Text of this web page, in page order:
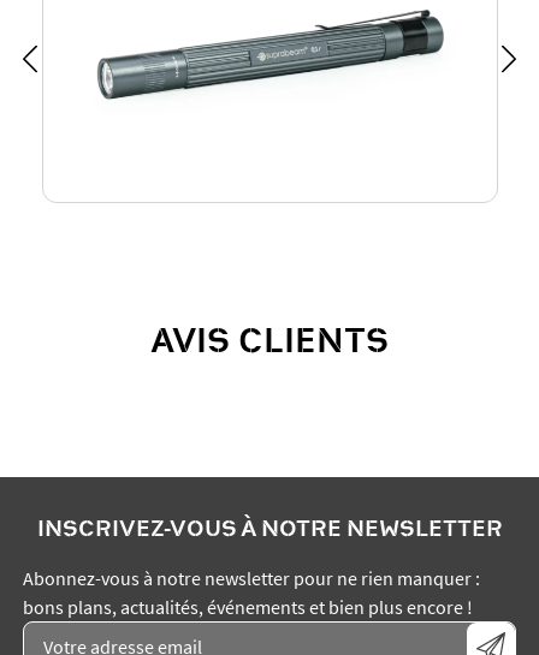
AVIS CLIENTS
INSCRIVEZ-VOUS À NOTRE NEWSLETTER
Abonnez-vous à notre newsletter pour ne rien manquer :
bons plans, actualités, événements et bien plus encore !